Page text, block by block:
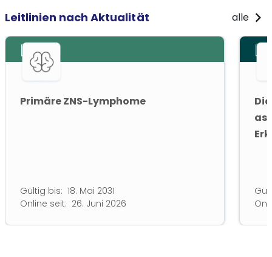
Leitlinien nach Aktualität alle chevron_right
Primäre ZNS-Lymphome
Gültig bis: 18. Mai 2031
Online seit: 26. Juni 2026